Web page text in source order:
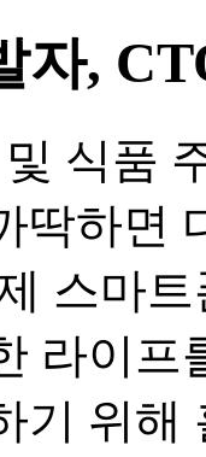
자,
식품
딱하면
스마
라이프
기 위